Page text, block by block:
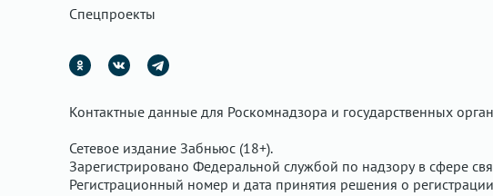
Спецпроекты
Контактные данные для Роскомнадзора и государственных
Сетевое издание Забньюс (18+).
Зарегистрировано Федеральной службой по надзору в сфере
Регистрационный номер и дата принятия решения о